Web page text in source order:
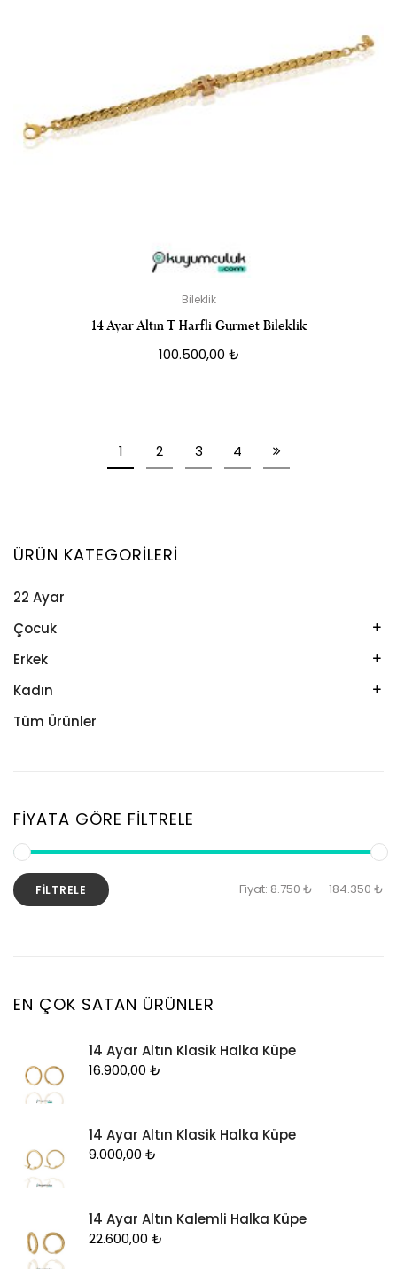
Bileklik
14 Ayar Altın T Harfli Gurmet Bileklik
100.500,00 ₺
1 2 3 4
ÜRÜN KATEGORILERI
22 Ayar
Çocuk
Kelepçe
Kolye
Künye
Erkek
Kelepçe
Künye
Kadın
Bileklik
Küpe
Zincir
Tüm Ürünler
FIYATA GÖRE FILTRELE
FILTRELE Fiyat: 8.750 ₺ — 184.350 ₺
EN ÇOK SATAN ÜRÜNLER
14 Ayar Altın Klasik Halka Küpe
16.900,00 ₺
14 Ayar Altın Klasik Halka Küpe
9.000,00 ₺
14 Ayar Altın Kalemli Halka Küpe
22.600,00 ₺